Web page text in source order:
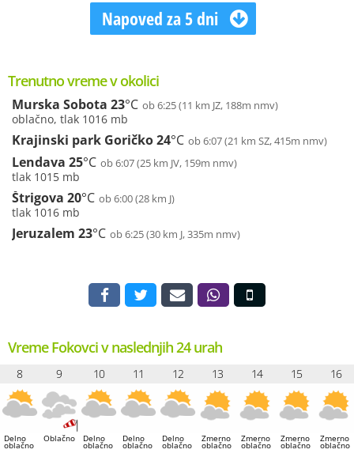
Napoved za 5 dni
Trenutno vreme v okolici
Murska Sobota 23°C ob 6:25 (11 km JZ, 188m nmv)
oblačno, tlak 1016 mb
Krajinski park Goričko24°C ob 6:07 (21 km SZ, 415m nmv)
Lendava 25°C ob 6:07 (25 km JV, 159m nmv)
tlak 1015 mb
Štrigova 20°C ob 6:00 (28 km J)
tlak 1016 mb
Jeruzalem 23°C ob 6:25 (30 km J, 335m nmv)
Vreme Fokovci v naslednjih 24 urah
8 9 10 11 12 13 14 15 16
Delno
oblačno
Oblačno Delno
oblačno
Delno
oblačno
Delno
oblačno
Zmerno
oblačno
Zmerno
oblačno
Zmerno
oblačno
Zmerno
oblačno